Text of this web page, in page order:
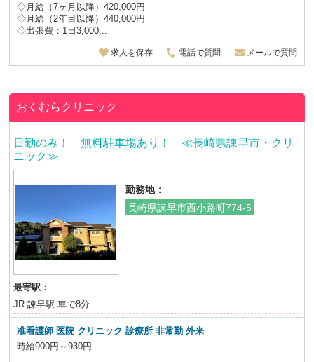
◇月給（7ヶ月以降）420,000円
◇月給（2年目以降）440,000円
◇出張費：1日3,000...
求人を保存 電話で質問 メールで質問
おくむらクリニック
日勤のみ！ 無料駐車場あり！ ≪長崎県諫早市・クリ
ニック≫
勤務地：
長崎県諫早市西小路町774-5
最寄駅：
JR 諫早駅 車で8分
准看護師 医院 クリニック 診療所 非常勤 外来
時給900円～930円